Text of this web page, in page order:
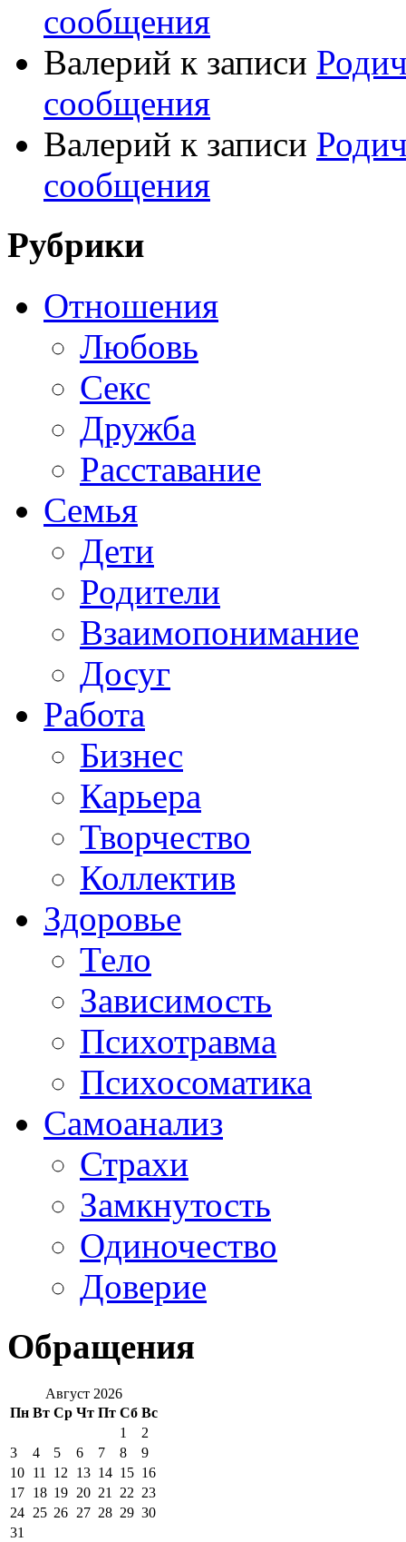
сообщения
Валерий к записи
сообщения
Валерий к записи
сообщения
Рубрики
Отношения
Любовь
Секс
Дружба
Расставание
Семья
Дети
Родители
Взаимопонимание
Досуг
Работа
Бизнес
Карьера
Творчество
Коллектив
Здоровье
Тело
Зависимость
Психотравма
Психосоматика
Самоанализ
Страхи
Замкнутость
Одиночество
Доверие
Обращения
Август 2026
Пн Вт Ср Чт Пт Сб Вс
1
2
3
4 5 6 7 8
9
10 11 12 13 14 15 16
17 18 19 20 21 22 23
24 25 26 27 28 29 30
31